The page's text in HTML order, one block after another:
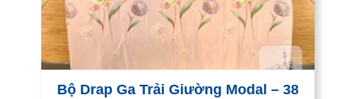
Bộ Drap Ga Trải Giường Modal – 38